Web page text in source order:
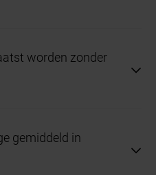
bij moderne bouw.
worden zonder
gemiddeld in